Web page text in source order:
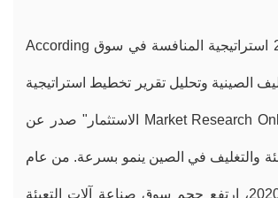
According إلى "2023-2029 استراتيجية المنافسة في سوق
الصينية وتحليل تقرير تخطيط استراتيجية
الاستثمار" صدر عن Market Research Online، حجم سوق
والتغليف في الصين ينمو بسرعة. من عام
2015 إلى عام 2020، ارتفع حجم سوق صناعة آلات التعبئة